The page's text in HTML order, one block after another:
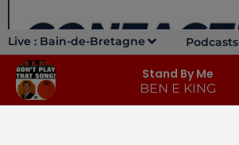
Live : Bain-de-Bretagne Podcasts
Stand By Me
BEN E KING